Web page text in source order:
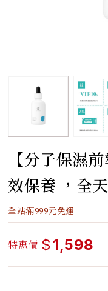
【分子保濕
效保養 ，全
全站滿999元免運
特惠價 $ 1,598